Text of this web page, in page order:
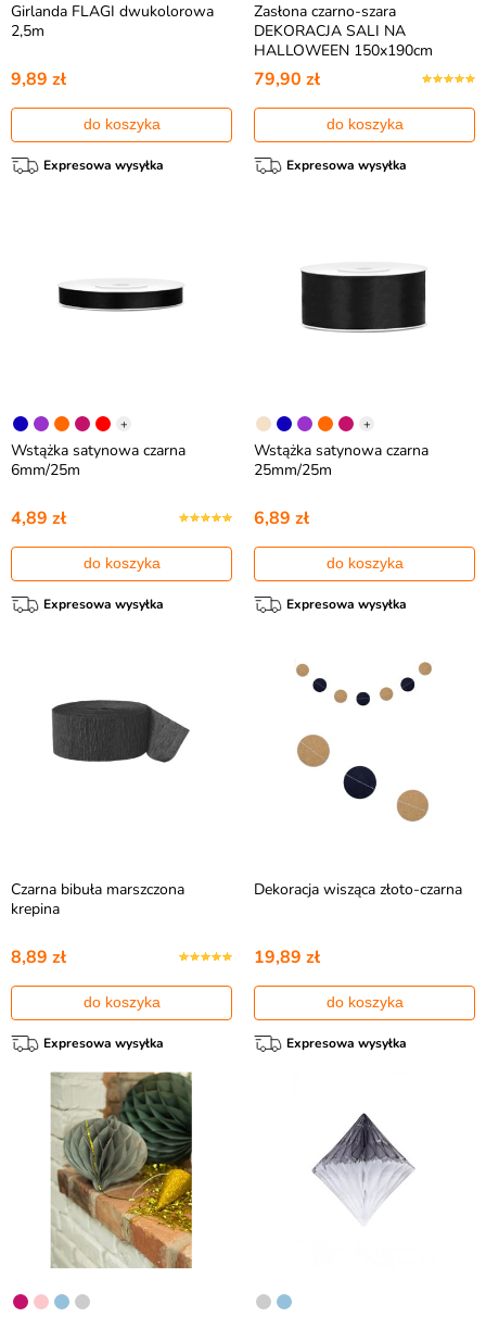
Girlanda FLAGI dwukolorowa
2,5m
9,89 zł
do koszyka
Expresowa wysyłka
Zasłona czarno-szara
DEKORACJA SALI NA
HALLOWEEN 150x190cm
79,90 zł
do koszyka
Expresowa wysyłka
+
Wstążka satynowa czarna
6mm/25m
4,89 zł
do koszyka
Expresowa wysyłka
+
Wstążka satynowa czarna
25mm/25m
6,89 zł
do koszyka
Expresowa wysyłka
Czarna bibuła marszczona
krepina
8,89 zł
do koszyka
Expresowa wysyłka
Dekoracja wisząca złoto-czarna
19,89 zł
do koszyka
Expresowa wysyłka